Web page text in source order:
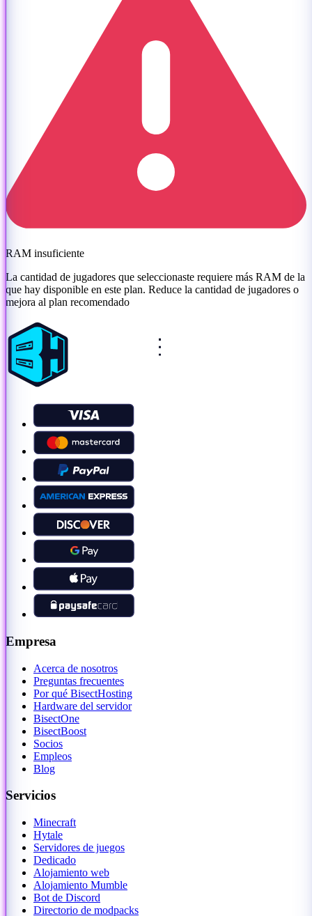
RAM insuficiente
La cantidad de jugadores que seleccionaste requiere más RAM de la
que hay disponible en este plan. Reduce la cantidad de jugadores o
mejora al plan recomendado
Empresa
Acerca de nosotros
Preguntas frecuentes
Por qué BisectHosting
Hardware del servidor
BisectOne
BisectBoost
Socios
Empleos
Blog
Servicios
Minecraft
Hytale
Servidores de juegos
Dedicado
Alojamiento web
Alojamiento Mumble
Bot de Discord
Directorio de modpacks